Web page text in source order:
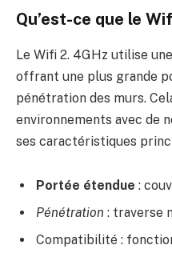
Qu’est-ce que le
Le Wifi 2. 4GHz utilise
offrant une plus grande
pénétration des murs.
environnements avec de
ses caractéristiques
Portée étendue :
Pénétration : traverse
Compatibilité :